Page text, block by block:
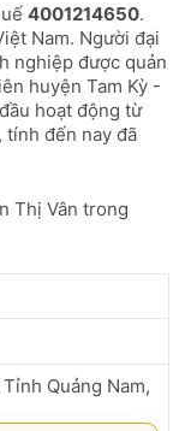
4001214650.
Nam. Người đại
nghiệp được quản
huyện Tam Kỳ -
hoạt động từ
tính đến nay đã
Thị Vân trong
Quảng Nam,